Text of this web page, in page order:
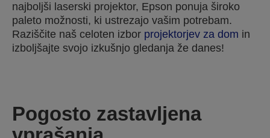
najboljši laserski projektor, Epson ponuja široko
paleto možnosti, ki ustrezajo vašim potrebam.
Raziščite naš celoten izbor projektorjev za dom in
izboljšajte svojo izkušnjo gledanja že danes!
Pogosto zastavljena